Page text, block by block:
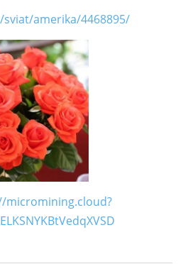
amerika/4468895/
micromining.cloud?